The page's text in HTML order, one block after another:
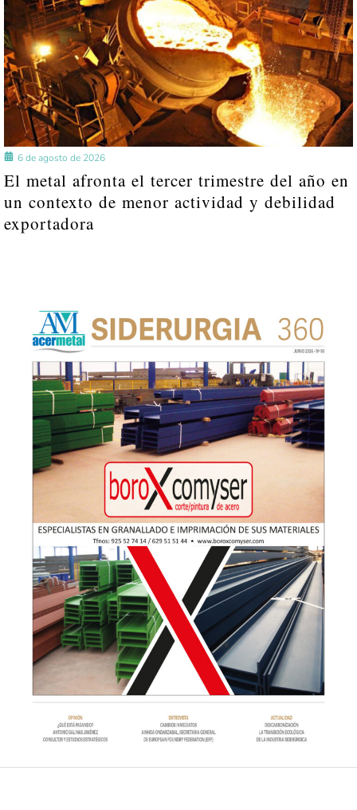
6 de agosto de 2026
El metal afronta el tercer trimestre del año en
un contexto de menor actividad y debilidad
exportadora